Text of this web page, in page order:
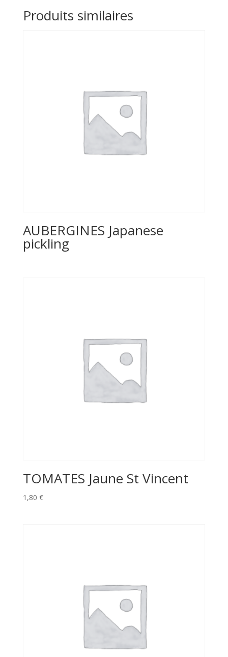
Produits similaires
AUBERGINES Japanese
pickling
TOMATES Jaune St Vincent
1,80 €